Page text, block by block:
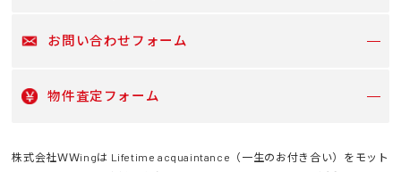
お問い合わせフォーム
物件査定フォーム
株式会社ＷＷingは Lifetime acquaintance（一生のお付き合い）をモット